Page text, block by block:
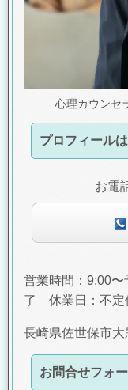
心理カウン
プロフィールは
お電
営業時間：9:00
了 休業日：不定
長崎県佐世保市
お問合せフォ